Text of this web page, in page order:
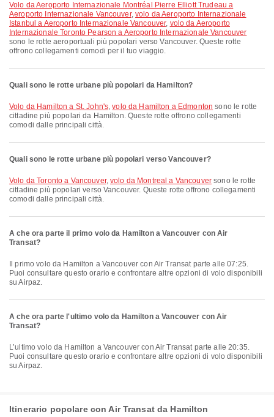
volo da Aeroporto Internazionale Montréal Pierre Elliott Trudeau a
Aeroporto Internazionale Vancouver,volo da Aeroporto Internazionale
Istanbul a Aeroporto Internazionale Vancouver, volo da Aeroporto
Internazionale Toronto Pearson a Aeroporto Internazionale Vancouver
sono le rotte aeroportuali più popolari verso Vancouver. Queste rotte
offrono collegamenti comodi per il tuo viaggio.
Quali sono le rotte urbane più popolari da Hamilton?
volo da Hamilton a St. John's,volo da Hamilton a Edmonton sono le rotte
cittadine più popolari da Hamilton. Queste rotte offrono collegamenti
comodi dalle principali città.
Quali sono le rotte urbane più popolari verso Vancouver?
volo da Toronto a Vancouver,volo da Montreal a Vancouversono le rotte
cittadine più popolari verso Vancouver. Queste rotte offrono collegamenti
comodi dalle principali città.
A che ora parte il primo volo da Hamilton a Vancouver con Air
Transat?
Puoi consultare questo orario e confrontare altre opzioni di volo disponibili
su Airpaz.
A che ora parte l'ultimo volo da Hamilton a Vancouver con Air
Transat?
L’ultimo volo da Hamilton a Vancouver con Air Transat parte alle 20:35.
Puoi consultare questo orario e confrontare altre opzioni di volo disponibili
su Airpaz.
Itinerario popolare con Air Transat da Hamilton